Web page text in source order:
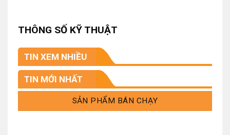
THÔNG SỐ KỸ THUẬT
TIN XEM NHIỀU
TIN MỚI NHẤT
SẢN PHẨM BÁN CHẠY